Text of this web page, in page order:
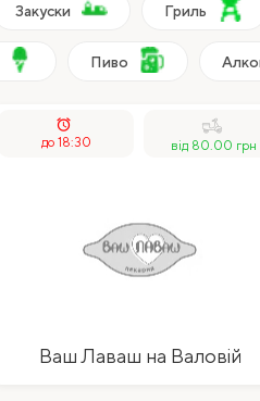
Закуски Гриль
Пиво
alarm
до 18:30 від 80.00 грн
Ваш Лаваш на Валовій